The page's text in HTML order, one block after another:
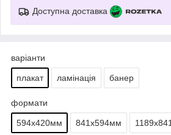
Доступна доставка
варіанти
плакат ламінація банер
формати
594х420мм 841х594мм